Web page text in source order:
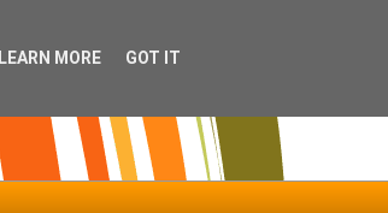
LEARN MORE GOT IT